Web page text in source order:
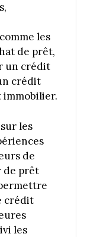
les
de prêt,
un crédit
crédit
immobilier.
les
de
de prêt
crédit
les